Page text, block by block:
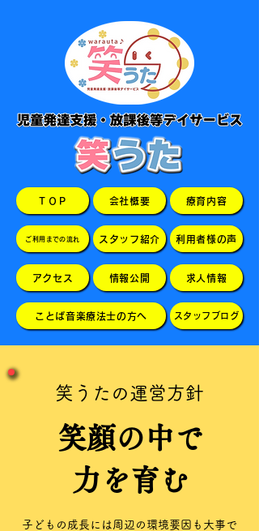
ＴＯＰ 会社概要 療育内容
ご利用までの流れ スタッフ紹介 利用者様の声
アクセス 情報公開 求人情報
ことば音楽療法士の方へ スタッフブログ
​​笑うたの運営方針
笑顔の中で
力を育む
子どもの成長には周辺の環境要因も大事で